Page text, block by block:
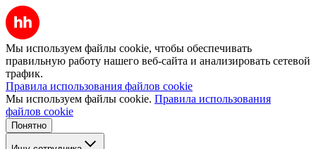
Мы используем файлы cookie, чтобы обеспечивать
правильную работу нашего веб-сайта и анализировать сетевой
трафик.
Правила использования файлов cookie
Мы используем файлы cookie. Правила использования
файлов cookie
Понятно